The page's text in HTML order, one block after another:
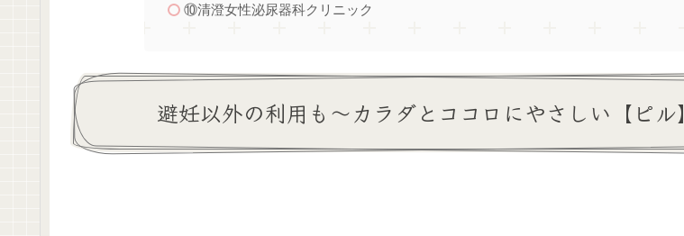
⑩清澄女性泌尿器科クリニック
避妊以外の利用も～カラダとココロにやさしい【ピル】